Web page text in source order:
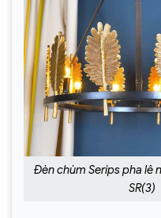
Đèn chùm Serips pha lê
SR(3)